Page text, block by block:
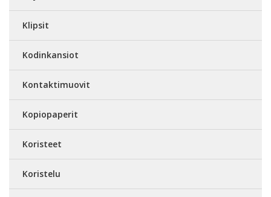
Klipsit
Kodinkansiot
Kontaktimuovit
Kopiopaperit
Koristeet
Koristelu